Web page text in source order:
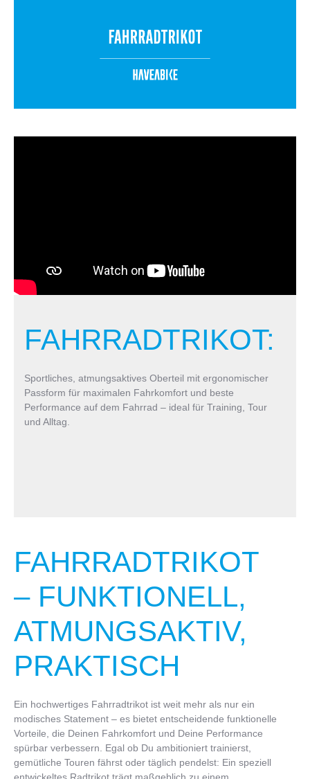
FAHRRADTRIKOT:
Sportliches, atmungsaktives Oberteil mit ergonomischer
Passform für maximalen Fahrkomfort und beste
Performance auf dem Fahrrad – ideal für Training, Tour
und Alltag.
FAHRRADTRIKOT
– FUNKTIONELL,
ATMUNGSAKTIV,
PRAKTISCH
Ein hochwertiges Fahrradtrikot ist weit mehr als nur ein
modisches Statement – es bietet entscheidende funktionelle
Vorteile, die Deinen Fahrkomfort und Deine Performance
spürbar verbessern. Egal ob Du ambitioniert trainierst,
gemütliche Touren fährst oder täglich pendelst: Ein speziell